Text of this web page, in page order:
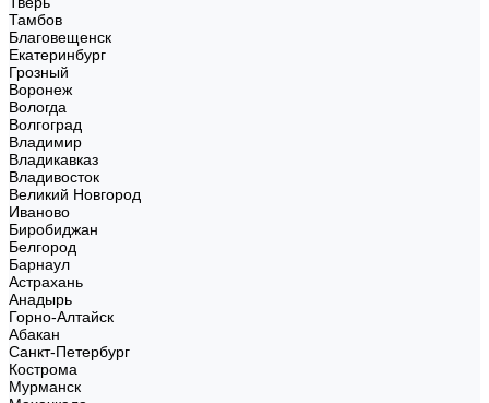
Тамбов
Благовещенск
Екатеринбург
Грозный
Воронеж
Вологда
Волгоград
Владимир
Владикавказ
Владивосток
Великий Новгород
Иваново
Биробиджан
Белгород
Барнаул
Астрахань
Анадырь
Горно-Алтайск
Абакан
Санкт-Петербург
Кострома
Мурманск